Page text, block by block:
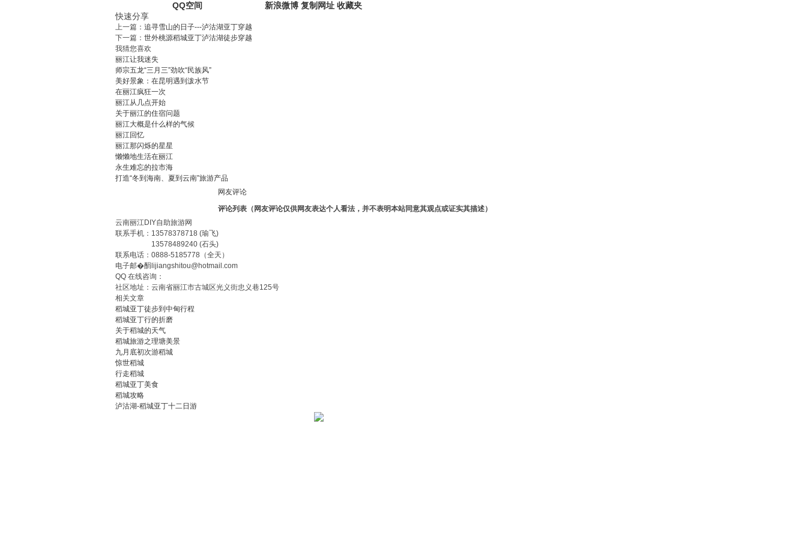
QQ空间
新浪微博 复制网址 收藏夹
快速分享
上一篇： 追寻雪山的日子---泸沽湖亚丁穿越
下一篇： 世外桃源稻城亚丁泸沽湖徒步穿越
我猜您喜欢
丽江让我迷失
师宗五龙“三月三”劲吹“民族风”
美好景象：在昆明遇到泼水节
在丽江疯狂一次
丽江从几点开始
关于丽江的住宿问题
丽江大概是什么样的气候
丽江回忆
丽江那闪烁的星星
懒懒地生活在丽江
永生难忘的拉市海
打造“冬到海南、夏到云南”旅游产品
网友评论
评论列表（网友评论仅供网友表达个人看法，并不表明本站同意其观点或证实其描述）
云南丽江DIY自助旅游网
联系手机： 13578378718 (瑜飞)
13578489240 (石头)
联系电话： 0888-5185778 （全天）
电子邮�䣺lijiangshitou@hotmail.com
QQ 在线咨询：
社区地址：云南省丽江市古城区光义街忠义巷125号
相关文章
稻城亚丁徒步到中甸行程
稻城亚丁行的折磨
关于稻城的天气
稻城旅游之理塘美景
九月底初次游稻城
惊世稻城
行走稻城
稻城亚丁美食
稻城攻略
泸沽湖-稻城亚丁十二日游